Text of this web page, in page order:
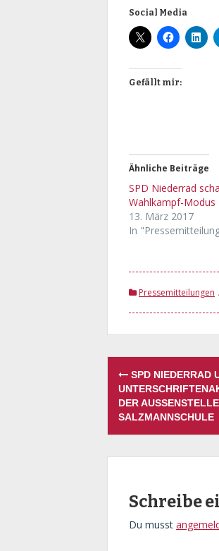
Social Media
Gefällt mir:
Ähnliche Beiträge
SPD Niederrad
Wahlkampf-Modus
13. März 2017
In
Pressemitteilungen
Post
SPD NIEDERRAD
DER AUSSENSTELLE
ALZMANNSCHULE
Schreibe
Du musst